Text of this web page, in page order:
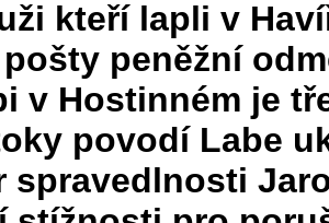
kteří lapli v
peněžní
v Hostinném je
povodí Labe
spravedlnosti